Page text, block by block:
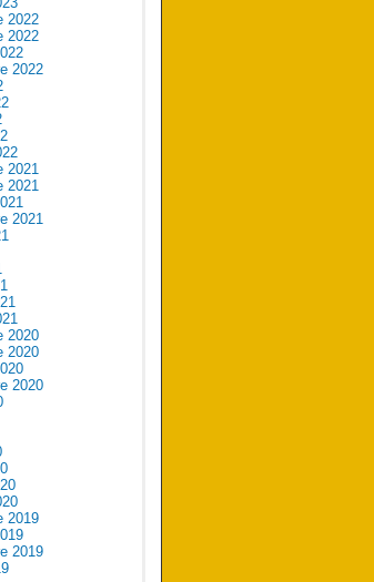
2022
2022
2022
2021
2021
2021
2020
2020
2020
2019
2019